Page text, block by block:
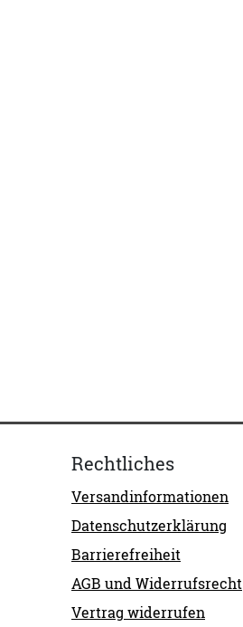
Rechtliches
Versandinformationen
Datenschutzerklärung
Barrierefreiheit
AGB und Widerrufsrecht
Vertrag widerrufen